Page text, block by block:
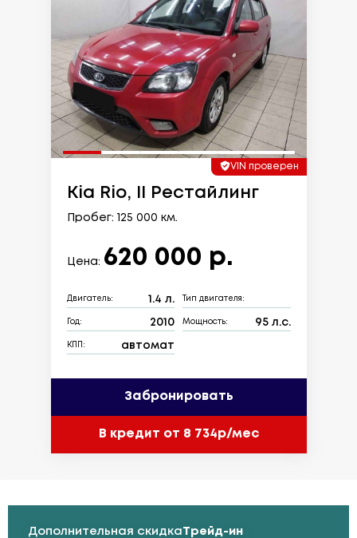
VIN проверен
Kia Rio, II Рестайлинг
Пробег: 125 000 км.
Цена: 620 000 р.
Двигатель: 1.4 л. Тип двигателя:
Год: 2010 Мощность: 95 л.с.
КПП: автомат
Забронировать
В кредит от 8 734р/мес
Дополнительная скидкаТрейд-ин